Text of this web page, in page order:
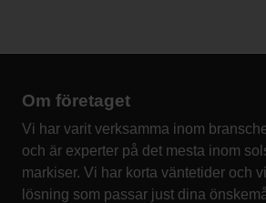
Om företaget
Vi har varit verksamma inom
och är experter på det mesta inom
markiser. Vi har korta väntetider och
lösning som passar just dina